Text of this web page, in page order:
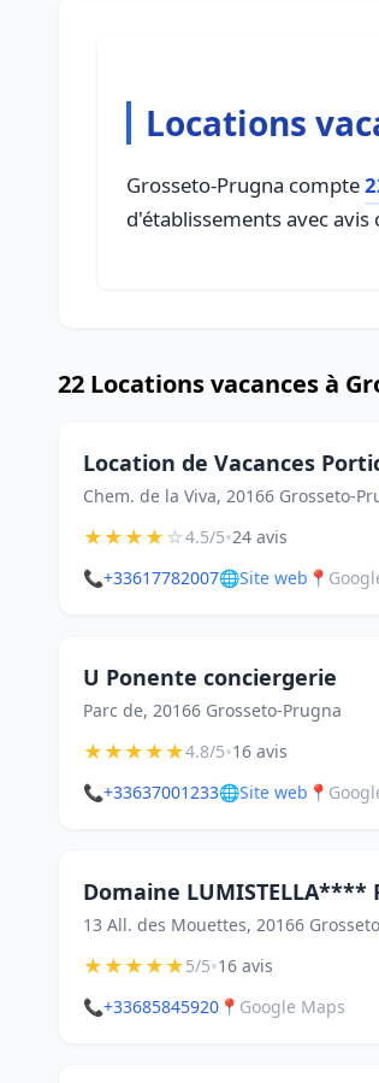
Locations
Grosseto-Prugna compte
d'établissements avec
22 Locations vacances à
Location de Vacances
Chem. de la Viva, 20166 Grosseto-
★★★★☆4.5/5•24 avis
📞+33617782007🌐Site web 📍
U Ponente conciergerie
Parc de, 20166 Grosseto-Prugna
★★★★★4.8/5•16 avis
📞+33637001233🌐Site web 📍
Domaine LUMISTELLA****
13 All. des Mouettes, 20166
★★★★★5/5•16 avis
📞+33685845920 📍 Google Maps